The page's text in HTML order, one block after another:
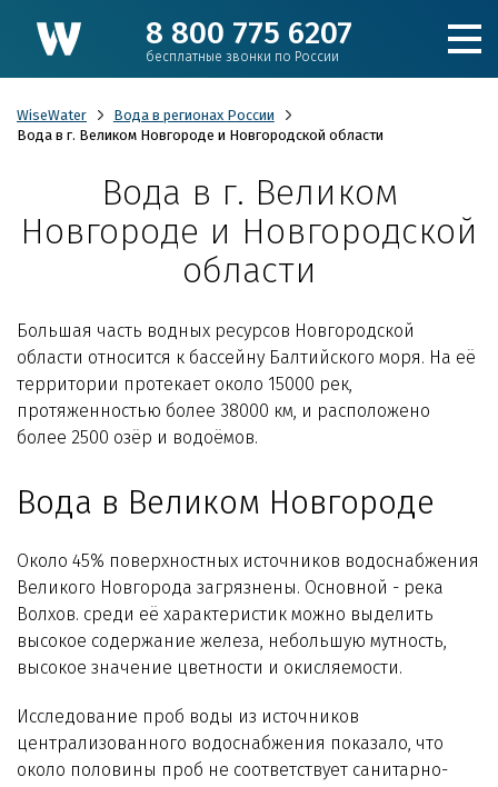
8 800 775 6207
бесплатные звонки по России
Подобрать фильтр
Для коттеджа
Кулеры и пурифайеры
Для производства и ЖКХ
Технологии WiseWater
Стать дилером
Контакты
WiseWater
Вода в регионах России
Вода в г. Великом Новгороде и Новгородской области
Вода в г. Великом
Новгороде и Новгородской
области
Большая часть водных ресурсов Новгородской
области относится к бассейну Балтийского моря. На её
территории протекает около 15000 рек,
протяженностью более 38000 км, и расположено
более 2500 озёр и водоёмов.
Вода в Великом Новгороде
Около 45% поверхностных источников водоснабжения
Великого Новгорода загрязнены. Основной - река
Волхов. среди её характеристик можно выделить
высокое содержание железа, небольшую мутность,
высокое значение цветности и окисляемости.
Исследование проб воды из источников
централизованного водоснабжения показало, что
около половины проб не соответствует санитарно-